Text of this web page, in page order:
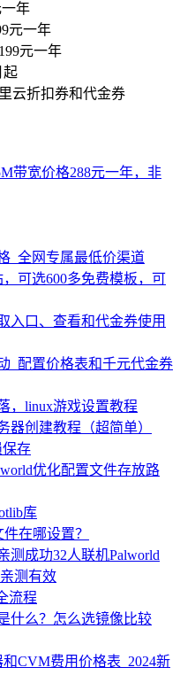
年
元一年
元一年
起
云折扣券和代金券
带宽价格288元一年，非
_全网专属最低价渠道
可选600多免费模板，可
入口、查看和代金券使用
_配置价格表和千元代金券
，linux游戏设置教程
器创建教程（超简单）
保存
优化配置文件存放路
库
在哪设置？
测成功32人联机Palworld
测有效
流程
什么？怎么选镜像比较
CVM费用价格表_2024新